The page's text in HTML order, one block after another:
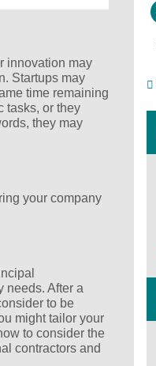
innovation may
Startups may
time remaining
tasks, or they
they may
your company
needs. After a
to be
might tailor your
to consider the
contractors and